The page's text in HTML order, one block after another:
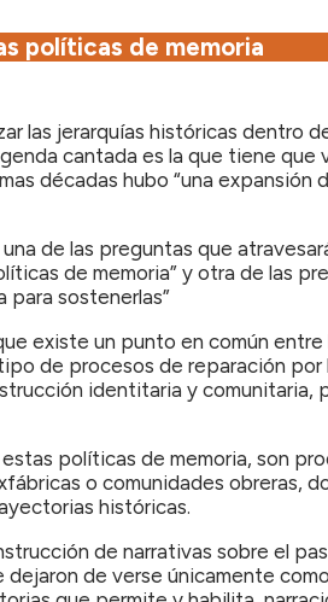
políticas de memoria
las jerarquías históricas dentro
cantada es la que tiene
décadas hubo “una
de las preguntas que
de memoria” y otra de las
sostenerlas”
existe un punto en común
de procesos de reparación
identitaria y comunitaria,
políticas de memoria, son
o comunidades obreras,
históricas.
de narrativas sobre el
de verse únicamente